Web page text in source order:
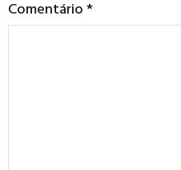
Comentário*